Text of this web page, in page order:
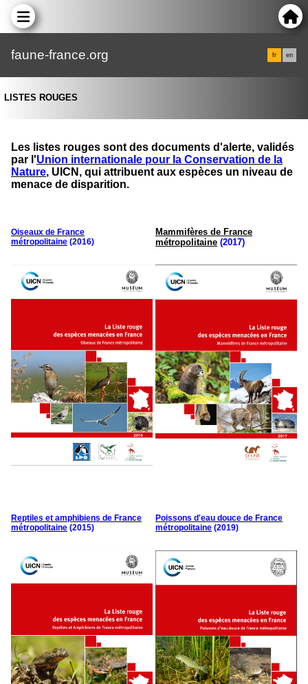
faune-france.org fr en
LISTES ROUGES
Les listes rouges sont des documents d'alerte, validés
par l'Union internationale pour la Conservation de la
Nature, UICN, qui attribuent aux espèces un niveau de
menace de disparition.
Oiseaux de France
métropolitaine (2016)
Mammifères de France
métropolitaine (2017)
Reptiles et amphibiens de France
métropolitaine (2015)
Poissons d'eau douce de France
métropolitaine (2019)